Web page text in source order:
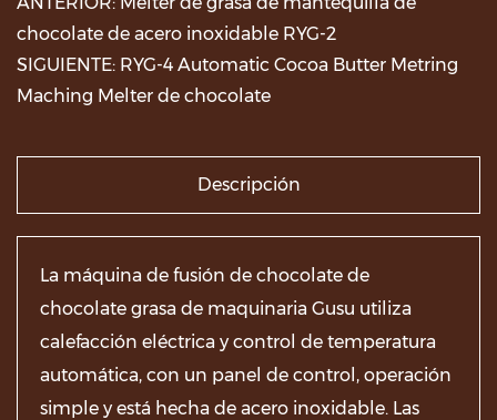
chocolate de acero inoxidable RYG-2
SIGUIENTE: RYG-4 Automatic Cocoa Butter Metring
Maching Melter de chocolate
Descripción
La máquina de fusión de chocolate de
chocolate grasa de maquinaria Gusu utiliza
calefacción eléctrica y control de temperatura
automática, con un panel de control, operación
simple y está hecha de acero inoxidable. Las